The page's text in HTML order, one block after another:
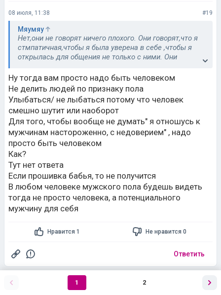
08 июля, 11:38 #19
Мяумяу
Нет,они не говорят ничего плохого. Они говорят,что я
стмпатичная,чтобы я была уверена в себе ,чтобы я
открылась для общения не только с ними. Они
Ну тогда вам просто надо быть человеком
Не делить людей по признаку пола
Улыбаться/ не лыбаться потому что человек
смешно шутит или наоборот
Для того, чтобы вообще не думать" я отношусь к
мужчинам настороженно, с недоверием" , надо
просто быть человеком
Как?
Тут нет ответа
Если прошивка бабья, то не получится
В любом человеке мужского пола будешь видеть
тогда не просто человека, а потенциального
мужчину для себя
Нравится 1 Не нравится 0
Ответить
1 2